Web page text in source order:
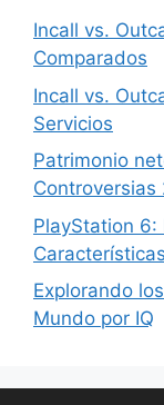
Incall vs.
Comparados
Incall vs.
Servicios
Patrimonio
Controversias
PlayStation 6:
Explorando
Mundo por IQ